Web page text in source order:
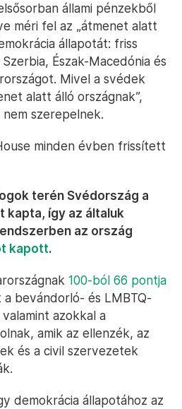
állami pénzekből
méri fel az „átmenet alatt
állapotát: friss
Észak-Macedónia és
Mivel a svédek
alatt álló országnak”,
szerepelnek.
minden évben frissített
terén Svédország a
így az általuk
az ország
kapott.
100-ból 66 pontja
bevándorló- és LMBTQ-
azokkal a
amik az ellenzék, az
és a civil szervezetek
demokrácia állapotához az